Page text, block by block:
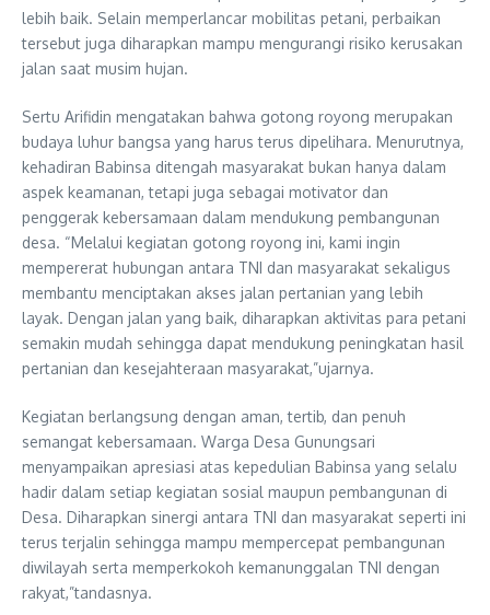
lebih baik. Selain memperlancar mobilitas petani, perbaikan
tersebut juga diharapkan mampu mengurangi risiko kerusakan
jalan saat musim hujan.
Sertu Arifidin mengatakan bahwa gotong royong merupakan
budaya luhur bangsa yang harus terus dipelihara. Menurutnya,
kehadiran Babinsa ditengah masyarakat bukan hanya dalam
aspek keamanan, tetapi juga sebagai motivator dan
penggerak kebersamaan dalam mendukung pembangunan
desa. “Melalui kegiatan gotong royong ini, kami ingin
mempererat hubungan antara TNI dan masyarakat sekaligus
membantu menciptakan akses jalan pertanian yang lebih
layak. Dengan jalan yang baik, diharapkan aktivitas para petani
semakin mudah sehingga dapat mendukung peningkatan hasil
pertanian dan kesejahteraan masyarakat,”ujarnya.
Kegiatan berlangsung dengan aman, tertib, dan penuh
semangat kebersamaan. Warga Desa Gunungsari
menyampaikan apresiasi atas kepedulian Babinsa yang selalu
hadir dalam setiap kegiatan sosial maupun pembangunan di
Desa. Diharapkan sinergi antara TNI dan masyarakat seperti ini
terus terjalin sehingga mampu mempercepat pembangunan
diwilayah serta memperkokoh kemanunggalan TNI dengan
rakyat,”tandasnya.